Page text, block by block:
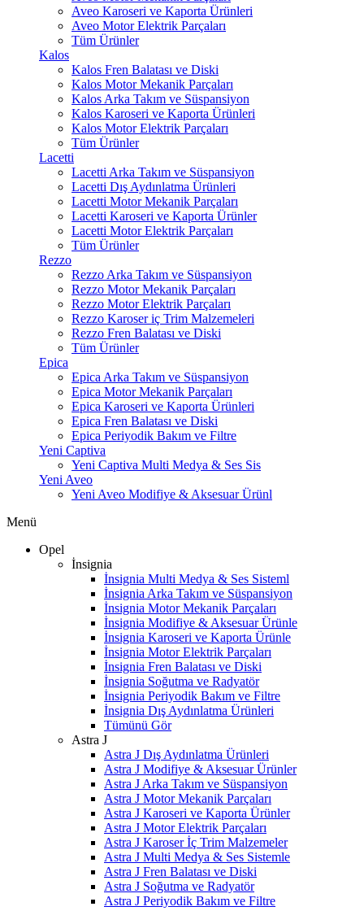
Aveo Karoseri ve Kaporta Ürünleri
Aveo Motor Elektrik Parçaları
Tüm Ürünler
Kalos
Kalos Fren Balatası ve Diski
Kalos Motor Mekanik Parçaları
Kalos Arka Takım ve Süspansiyon
Kalos Karoseri ve Kaporta Ürünleri
Kalos Motor Elektrik Parçaları
Tüm Ürünler
Lacetti
Lacetti Arka Takım ve Süspansiyon
Lacetti Dış Aydınlatma Ürünleri
Lacetti Motor Mekanik Parçaları
Lacetti Karoseri ve Kaporta Ürünler
Lacetti Motor Elektrik Parçaları
Tüm Ürünler
Rezzo
Rezzo Arka Takım ve Süspansiyon
Rezzo Motor Mekanik Parçaları
Rezzo Motor Elektrik Parçaları
Rezzo Karoser iç Trim Malzemeleri
Rezzo Fren Balatası ve Diski
Tüm Ürünler
Epica
Epica Arka Takım ve Süspansiyon
Epica Motor Mekanik Parçaları
Epica Karoseri ve Kaporta Ürünleri
Epica Fren Balatası ve Diski
Epica Periyodik Bakım ve Filtre
Yeni Captiva
Yeni Captiva Multi Medya & Ses Sis
Yeni Aveo
Yeni Aveo Modifiye & Aksesuar Ürünl
Menü
Opel
İnsignia
İnsignia Multi Medya & Ses Sisteml
İnsignia Arka Takım ve Süspansiyon
İnsignia Motor Mekanik Parçaları
İnsignia Modifiye & Aksesuar Ürünle
İnsignia Karoseri ve Kaporta Ürünle
İnsignia Motor Elektrik Parçaları
İnsignia Fren Balatası ve Diski
İnsignia Soğutma ve Radyatör
İnsignia Periyodik Bakım ve Filtre
İnsignia Dış Aydınlatma Ürünleri
Tümünü Gör
Astra J
Astra J Dış Aydınlatma Ürünleri
Astra J Modifiye & Aksesuar Ürünler
Astra J Arka Takım ve Süspansiyon
Astra J Motor Mekanik Parçaları
Astra J Karoseri ve Kaporta Ürünler
Astra J Motor Elektrik Parçaları
Astra J Karoser İç Trim Malzemeler
Astra J Multi Medya & Ses Sistemle
Astra J Fren Balatası ve Diski
Astra J Soğutma ve Radyatör
Astra J Periyodik Bakım ve Filtre